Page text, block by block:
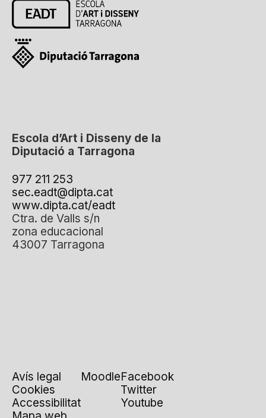
Escola d’Art i Disseny de la
Diputació a Tarragona
977 211 253
sec.eadt@dipta.cat
www.dipta.cat/eadt
Ctra. de Valls s/n
zona educacional
43007 Tarragona
Avís legal
Cookies
Accessibilitat
MoodleFacebook
Twitter
Youtube